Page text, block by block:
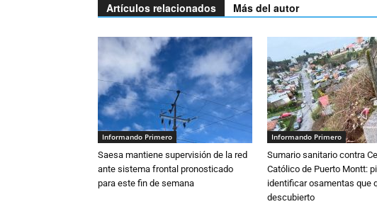
Artículos relacionados Más del autor
Informando Primero
Saesa mantiene supervisión de la red
ante sistema frontal pronosticado
para este fin de semana
Informando Primero
Sumario sanitario contra
Católico de Puerto Montt:
identificar osamentas que
descubierto